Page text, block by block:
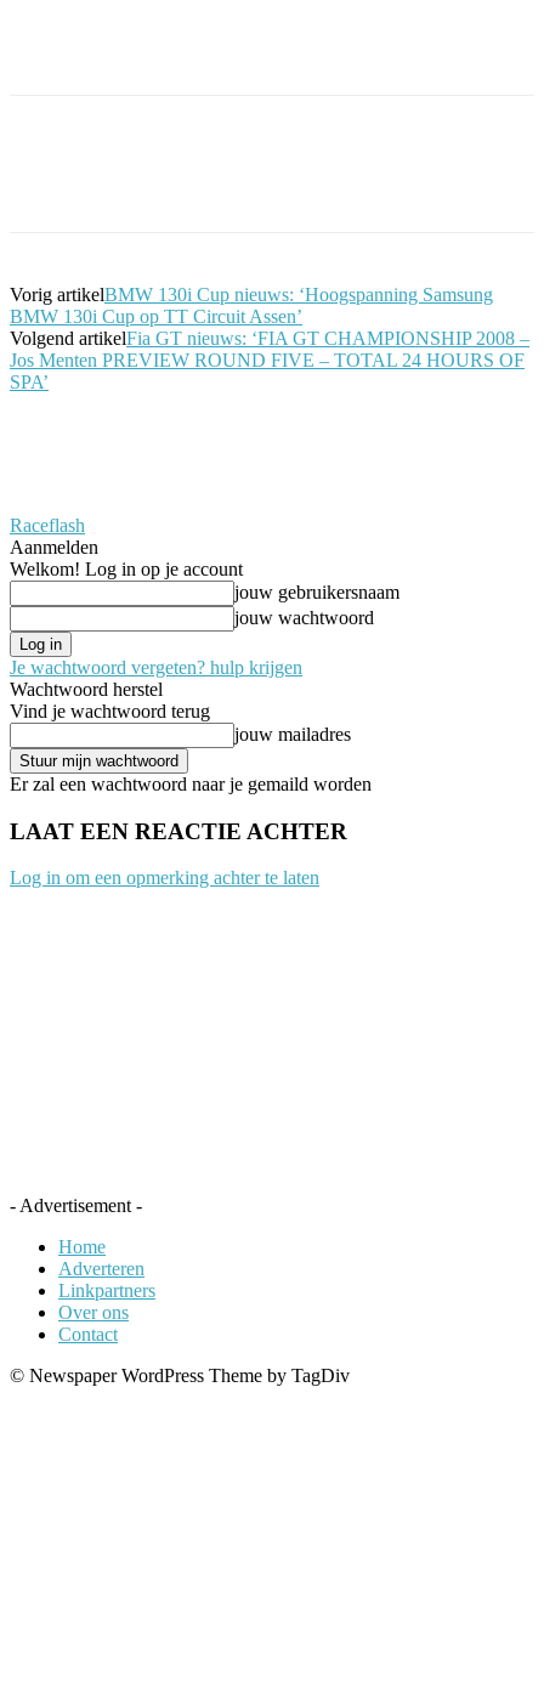
Vorig artikelBMW 130i Cup nieuws: ‘Hoogspanning Samsung
BMW 130i Cup op TT Circuit Assen’
Volgend artikelFia GT nieuws: ‘FIA GT CHAMPIONSHIP 2008 –
Jos Menten PREVIEW ROUND FIVE – TOTAL 24 HOURS OF
SPA’
Raceflash
Aanmelden
Welkom! Log in op je account
jouw gebruikersnaam
jouw wachtwoord
Je wachtwoord vergeten? hulp krijgen
Wachtwoord herstel
Vind je wachtwoord terug
jouw mailadres
Er zal een wachtwoord naar je gemaild worden
LAAT EEN REACTIE ACHTER
Log in om een opmerking achter te laten
- Advertisement -
Home
Adverteren
Linkpartners
Over ons
Contact
© Newspaper WordPress Theme by TagDiv